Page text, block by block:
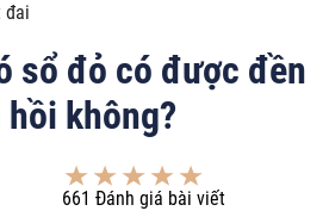
đai
sổ đỏ có được đền
không?
661 Đánh giá bài viết